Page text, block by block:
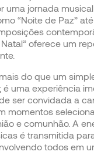
uma jornada
“Noite de Paz”
oferece um
do que um
uma experiência
ser convidada a
momentos
e comunhão. A
é transmitida
todos em